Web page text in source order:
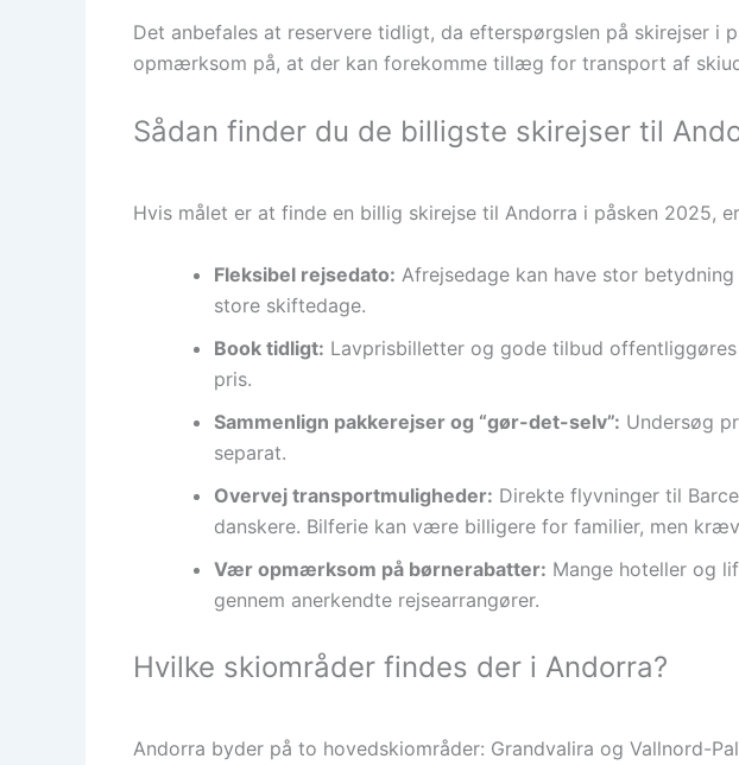
Det anbefales at reservere tidligt, da efterspørgslen på skirejser
opmærksom på, at der kan forekomme tillæg for transport af
Sådan finder du de billigste skirejser til
Hvis målet er at finde en billig skirejse til Andorra i påsken 2025,
Fleksibel rejsedato: Afrejsedage kan have stor
store skiftedage.
Book tidligt: Lavprisbilletter og gode tilbud
pris.
Sammenlign pakkerejser og “gør-det-selv”: Undersøg
separat.
Overvej transportmuligheder: Direkte flyvninger til
danskere. Bilferie kan være billigere for familier, men
Vær opmærksom på børnerabatter: Mange hoteller og
gennem anerkendte rejsearrangører.
Hvilke skiområder findes der i Andorra?
Andorra byder på to hovedskiområder: Grandvalira og Vallnord-